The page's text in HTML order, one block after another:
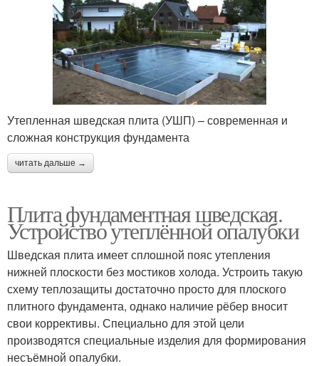
Утепленная шведская плита (УШП) – современная и
сложная конструкция фундамента
читать дальше →
Плита фундаментная шведская.
Устройство утеплённой опалубки
Шведская плита имеет сплошной пояс утепления
нижней плоскости без мостиков холода. Устроить такую
схему теплозащиты достаточно просто для плоского
плитного фундамента, однако наличие рёбер вносит
свои коррективы. Специально для этой цели
производятся специальные изделия для формирования
несъёмной опалубки.